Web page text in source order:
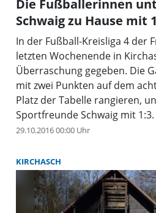
Die Fußballerinnen
Schwaig zu Hause mit
In der Fußball-Kreisliga 4 der
letzten Wochenende in
Überraschung gegeben. Die
mit zwei Punkten auf dem
Platz der Tabelle rangieren,
Sportfreunde Schwaig mit 1:3.
29.10.2016 00:00 Uhr
KIRCHASCH